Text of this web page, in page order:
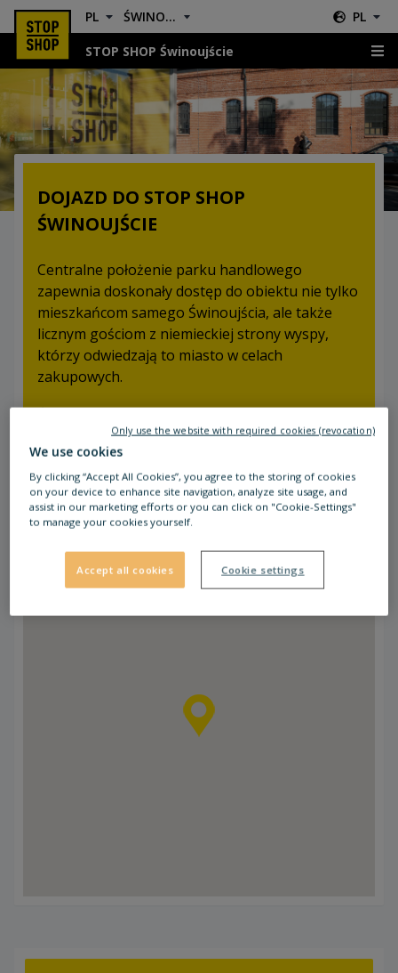
PL ŚWINOUJŚCIE PL
STOP SHOP Świnoujście
Lokalizacja i dojazd
DOJAZD DO STOP SHOP
ŚWINOUJŚCIE
Centralne położenie parku handlowego
zapewnia doskonały dostęp do obiektu nie tylko
mieszkańcom samego Świnoujścia, ale także
licznym gościom z niemieckiej strony wyspy,
którzy odwiedzają to miasto w celach
zakupowych.
dzięki czemu jest dobrze skomunikowane
poprzez połączenia transportu publicznego
oraz sprawnie działającą przeprawę promową.
Tuz przed STOP SHOP Świnoujście znajduje się
przystanek Matejki, przy którym zatrzymują się
We use cookies
By clicking “Accept All Cookies”, you agree to the storing of cookies
on your device to enhance site navigation, analyze site usage, and
assist in our marketing efforts or you can click on "Cookie-Settings"
to manage your cookies yourself.
Accept all cookies Cookie settings
Only use the website with required cookies (revocation)